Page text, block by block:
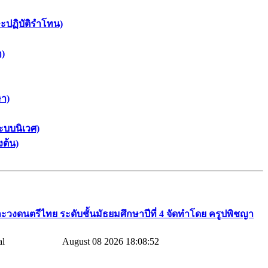
ปฏิบัติรำโทน)
)
บนิเวศ)
ต้น)
ะวงดนตรีไทย​ ระดับชั้นมัธยมศึกษาปีที่​ 4​ จัดทำโดย​ ครูปพิชญา​
August 08 2026 18:08:52